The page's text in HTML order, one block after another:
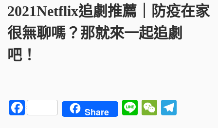
2021Netflix追劇推薦｜防疫在家
很無聊嗎？那就來一起追劇
吧！
F
Share
Li W